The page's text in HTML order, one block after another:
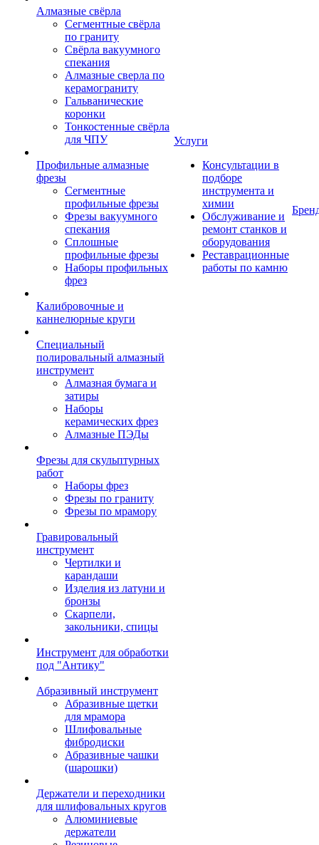
Алмазные свёрла
Сегментные свёрла
по граниту
Свёрла вакуумного
спекания
Алмазные сверла по
керамограниту
Гальванические
коронки
Тонкостенные свёрла
для ЧПУ
Профильные алмазные
фрезы
Сегментные
профильные фрезы
Фрезы вакуумного
спекания
Сплошные
профильные фрезы
Наборы профильных
фрез
Калибровочные и
каннелюрные круги
Специальный
полировальный алмазный
инструмент
Алмазная бумага и
затиры
Наборы
керамических фрез
Алмазные ПЭДы
Фрезы для скульптурных
работ
Наборы фрез
Фрезы по граниту
Фрезы по мрамору
Гравировальный
инструмент
Чертилки и
карандаши
Изделия из латуни и
бронзы
Скарпели,
закольники, спицы
Инструмент для обработки
под "Антику"
Абразивный инструмент
Абразивные щетки
для мрамора
Шлифовальные
фибродиски
Абразивные чашки
(шарошки)
Держатели и переходники
для шлифовальных кругов
Алюминиевые
держатели
Услуги
Консультации в
подборе
инструмента и
химии
Обслуживание и
ремонт станков и
оборудования
Реставрационные
работы по камню